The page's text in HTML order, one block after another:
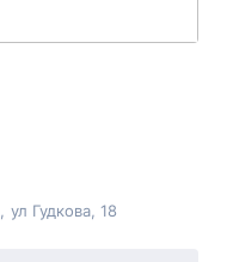
ул Гудкова , 18